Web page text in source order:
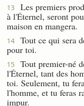
13
Les premiers
à l'Éternel, seront
maison en mangera.
14
Tout ce qui sera
pour toi.
15
Tout premier-né
l'Éternel, tant des
toi. Seulement, tu
l'homme, et tu feras
impur.